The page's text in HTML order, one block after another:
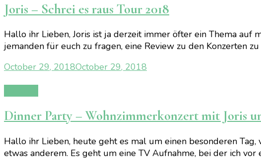
Joris – Schrei es raus Tour 2018
Hallo ihr Lieben, Joris ist ja derzeit immer öfter ein Thema auf
jemanden für euch zu fragen, eine Review zu den Konzerten
October 29, 2018October 29, 2018
Dinner Party – Wohnzimmerkonzert mit Joris
Hallo ihr Lieben, heute geht es mal um einen besonderen
etwas anderem. Es geht um eine TV Aufnahme, bei der ich